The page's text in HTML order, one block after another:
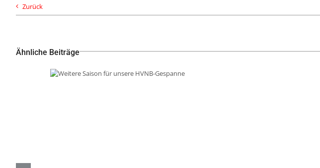
Zurück
Ähnliche Beiträge
Weitere Saison für unsere